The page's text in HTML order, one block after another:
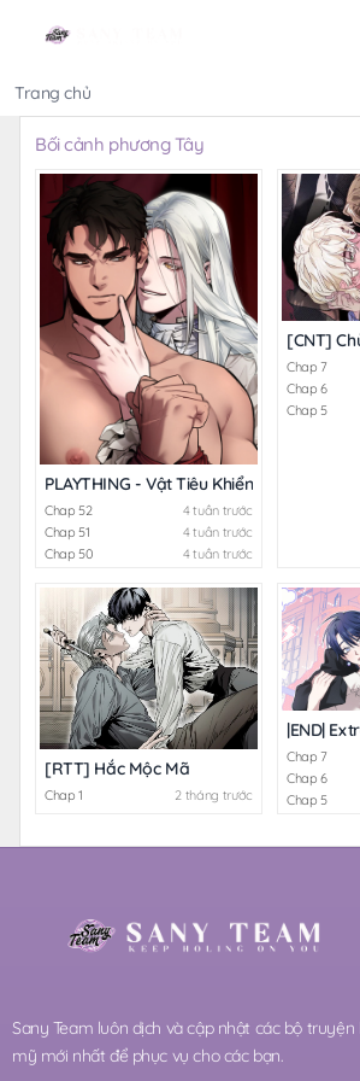
Trang chủ
Bối cảnh phương Tây
PLAYTHING - Vật Tiêu Khiển Của Vị Đại
Chap 52
4 tuần trước
Chap 51
4 tuần trước
Chap 50
4 tuần trước
[CNT]
Chap 7
Chap 6
Chap 5
[RTT] Hắc Mộc Mã
Chap 1 2 tháng trước
|END|
Chap 7
Chap 6
Chap 5
Sany Team luôn dịch và cập nhật các bộ
mỹ mới nhất để phục vụ cho các bạn.